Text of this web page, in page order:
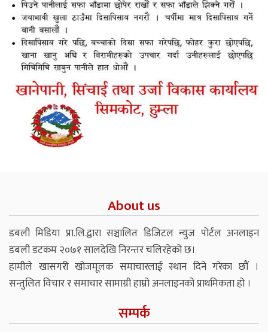
About us
डबली मिडिया प्रा.लि.द्वारा सञ्चालित डिजिटल न्युज पोर्टल अनलाइन
डबली डटकम २०७१ सालदेखि निरन्तर चलिरहेको छ।
हामीले खासगरी खोजमूलक समाचारलाई स्थान दिने गरेका छौं ।
सन्तुलित विचार र समाचार सामाग्री हाम्रो अनलाइनको प्राथमिकता हो ।
सम्पर्क